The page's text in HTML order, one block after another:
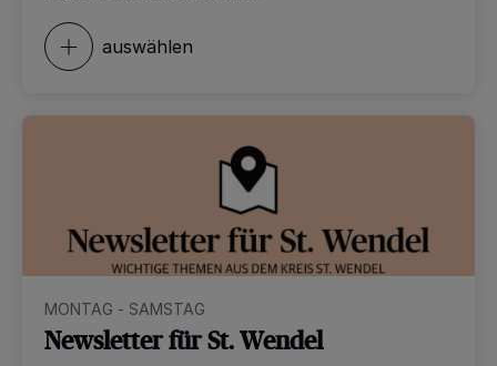
auswählen
MONTAG - SAMSTAG
Newsletter für St. Wendel